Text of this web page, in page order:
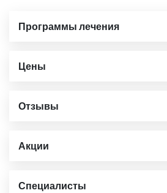
Программы лечения
Цены
Отзывы
Акции
Специалисты